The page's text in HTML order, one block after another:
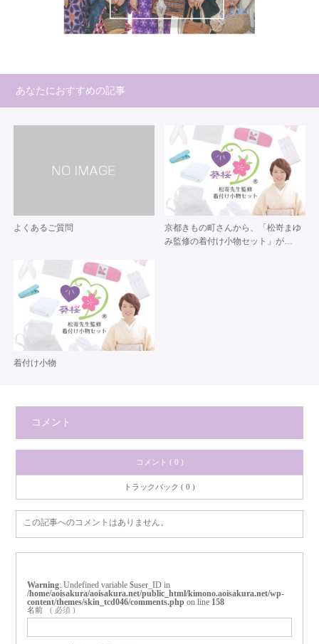
あなたにおすすめの記事
よくあるご質問
京都きもの町さんから、「松嵜まゆ
み監修の着付け小物セット」が…
着付け小物
コメント
コメント ( 0 )
トラックバック ( 0 )
この記事へのコメントはありません。
Warning : Undefined variable $user_ID in
/home/aoisakura/aoisakura.net/public_html/kimono.aoisakura.net/wp-
content/themes/skin_tcd046/comments.php on line 158
名前 ( 必須 )